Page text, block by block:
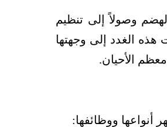
وصولاً إلى تنظيم
الغدد إلى وجهتها
الأحيان.
أنواعها ووظائفها: